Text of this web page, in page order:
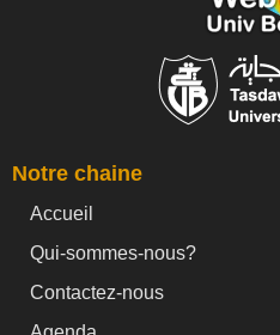
Notre chaine
Accueil
Qui-sommes-nous?
Contactez-nous